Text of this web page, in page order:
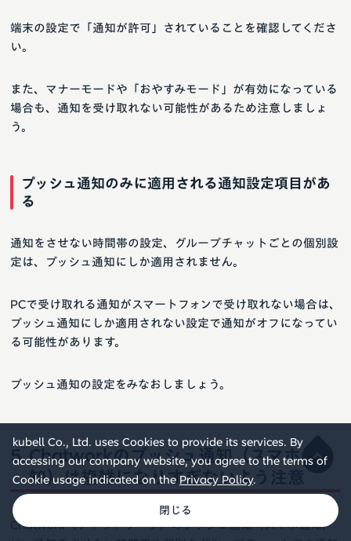
kubell Co., Ltd. uses Cookies to provide its services. By
accessing our company website, you agree to the terms of
Cookie usage indicated on the Privacy Policy.
端末の設定で「通知が許可」されていることを確認してくださ
い。
また、マナーモードや「おやすみモード」が有効になっている
場合も、通知を受け取れない可能性があるため注意しましょ
う。
プッシュ通知のみに適用される通知設定項目があ
る
通知をさせない時間帯の設定、グループチャットごとの個別設
定は、プッシュ通知にしか適用されません。
PCで受け取れる通知がスマートフォンで受け取れない場合は、
プッシュ通知にしか適用されない設定で通知がオフになってい
る可能性があります。
プッシュ通知の設定をみなおしましょう。
Chatworkのプッシュ通知（スマホ通
知）は複雑になりすぎないよう注意
Chatwork（チャットワーク）のプッシュ通知（スマホ通知）